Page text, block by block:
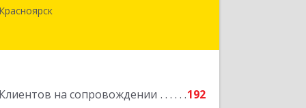
Красноярск
Клиентов на сопровождении
192